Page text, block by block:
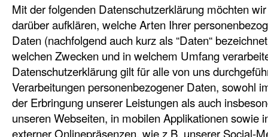
Mit der folgenden Datenschutzerklärung möchten
darüber aufklären, welche Arten Ihrer
Daten (nachfolgend auch kurz als “Daten“
welchen Zwecken und in welchem Umfang
Datenschutzerklärung gilt für alle von uns
Verarbeitungen personenbezogener Daten, sowohl
der Erbringung unserer Leistungen als auch
unseren Webseiten, in mobilen Applikationen sowie
externer Onlinepräsenzen, wie z.B. unserer Social-